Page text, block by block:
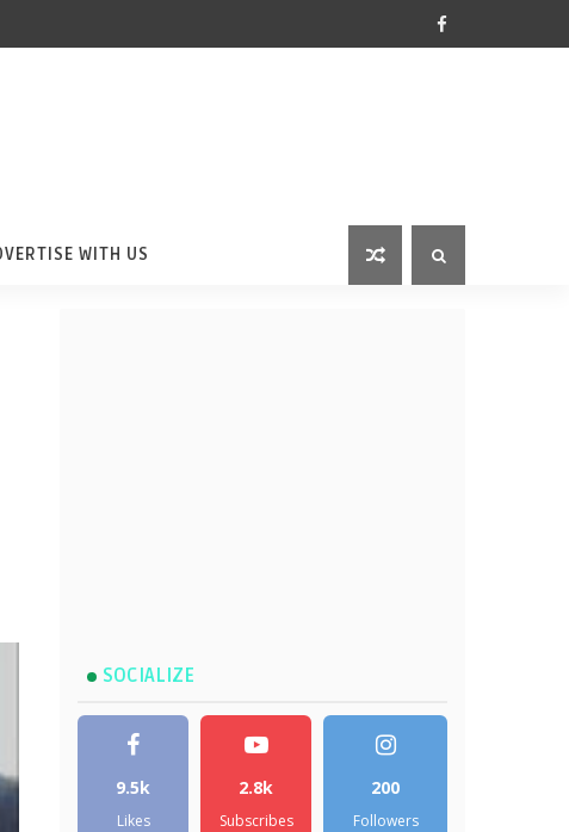
WITH US
SOCIALIZE
9.5k
Likes
2.8k
Subscribes
200
Followers